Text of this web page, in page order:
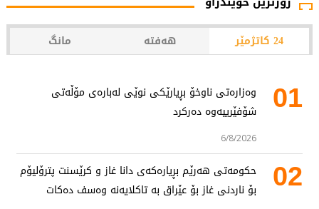
24 کاتژمێر هەفتە مانگ
01
وەزارەتی ناوخۆ بڕیارێکی نوێی لەبارەی مۆڵەتی
شۆفێرییەوە دەرکرد
6/8/2026
02
حکومەتی هەرێم بڕیارەکەی دانا غاز و کرێسنت پترۆلیۆم
بۆ ناردنی غاز بۆ عێراق بە تاکلایەنە وەسف دەکات